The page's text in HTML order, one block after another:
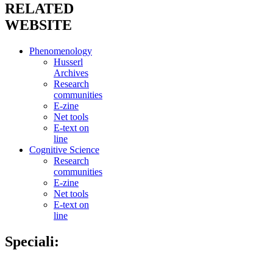
RELATED
WEBSITE
Phenomenology
Husserl
Archives
Research
communities
E-zine
Net tools
E-text on
line
Cognitive Science
Research
communities
E-zine
Net tools
E-text on
line
Speciali: